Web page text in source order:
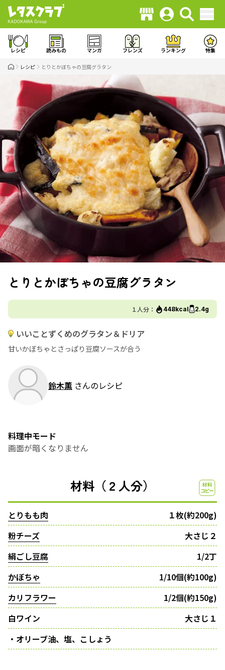
レシピ 読みもの マンガ フレンズ ランキング 特集
レシピ とりとかぼちゃの豆腐グラタン
とりとかぼちゃの豆腐グラタン
１人分： 448kcal 2.4g
いいことずくめのグラタン＆ドリア
甘いかぼちゃとさっぱり豆腐ソースが合う
鈴木薫 さんのレシピ
料理中モード
画面が暗くなりません
材料（２人分）
とりもも肉
１枚(約200g)
粉チーズ
大さじ２
絹ごし豆腐
1/2丁
かぼちゃ
1/10個(約100g)
カリフラワー
1/2個(約150g)
白ワイン
大さじ１
・オリーブ油、塩、こしょう